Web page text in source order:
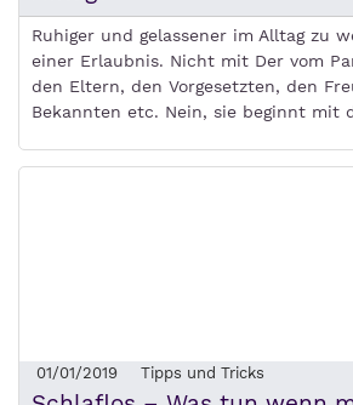
Ruhiger und gelassener im Alltag zu
einer Erlaubnis. Nicht mit Der vom
den Eltern, den Vorgesetzten, den
Bekannten etc. Nein, sie beginnt mit
01/01/2019 Tipps und Tricks